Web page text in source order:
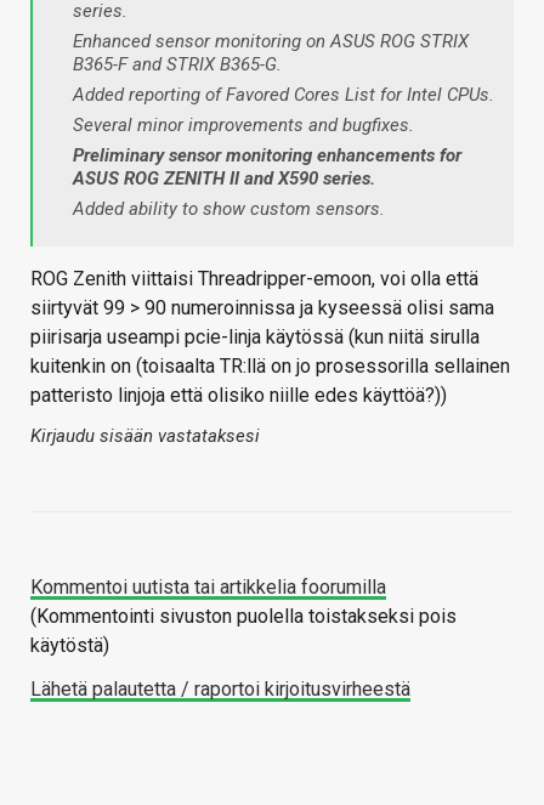
series.
Enhanced sensor monitoring on ASUS ROG STRIX
B365-F and STRIX B365-G.
Added reporting of Favored Cores List for Intel CPUs.
Several minor improvements and bugfixes.
Preliminary sensor monitoring enhancements for
ASUS ROG ZENITH II and X590 series.
Added ability to show custom sensors.
ROG Zenith viittaisi Threadripper-emoon, voi olla että
siirtyvät 99 > 90 numeroinnissa ja kyseessä olisi sama
piirisarja useampi pcie-linja käytössä (kun niitä sirulla
kuitenkin on (toisaalta TR:llä on jo prosessorilla sellainen
patteristo linjoja että olisiko niille edes käyttöä?))
Kirjaudu sisään vastataksesi
Kommentoi uutista tai artikkelia foorumilla
(Kommentointi sivuston puolella toistakseksi pois
käytöstä)
Lähetä palautetta / raportoi kirjoitusvirheestä